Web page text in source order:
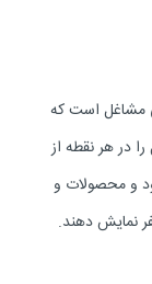
مشاغل است که
در هر نقطه از
و محصولات و
نمایش دهند.